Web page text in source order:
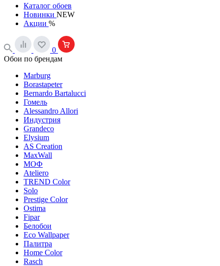
Каталог обоев
Новинки NEW
Акции %
0
Обои по брендам
Marburg
Borastapeter
Bernardo Bartalucci
Гомель
Alessandro Allori
Индустрия
Grandeco
Elysium
AS Creation
MaxWall
МОФ
Ateliero
TREND Color
Solo
Prestige Color
Ostima
Fipar
Белобои
Eco Wallpaper
Палитра
Home Color
Rasch